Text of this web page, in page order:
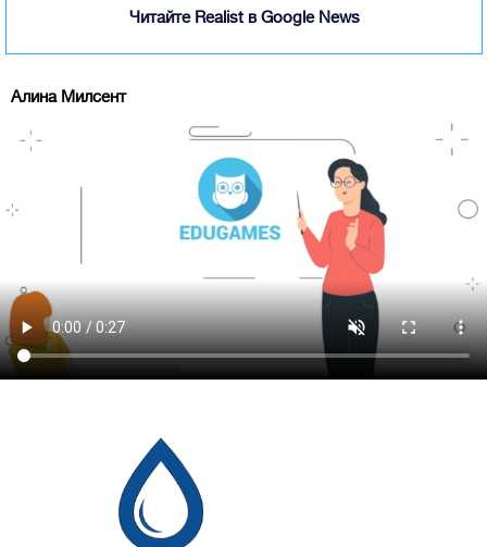
Читайте Realist в Google News
Алина Милсент